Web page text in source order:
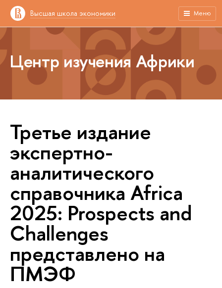
Высшая школа экономики Меню
Центр изучения Африки
Третье издание
экспертно-
аналитического
справочника Africa
2025: Prospects and
Challenges
представлено на
ПМЭФ